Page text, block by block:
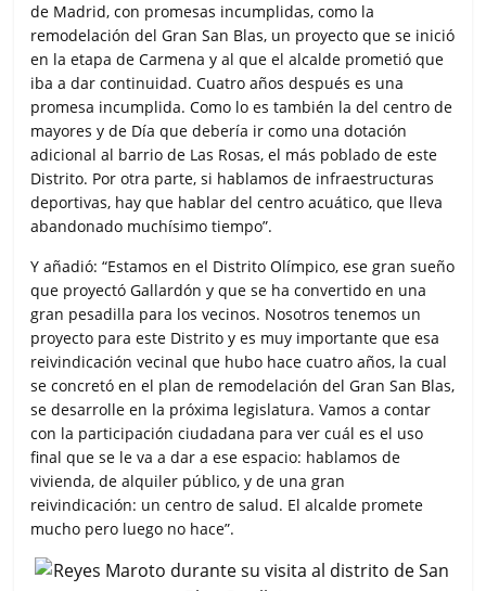
de Madrid, con promesas incumplidas, como la
remodelación del Gran San Blas, un proyecto que se inició
en la etapa de Carmena y al que el alcalde prometió que
iba a dar continuidad. Cuatro años después es una
promesa incumplida. Como lo es también la del centro de
mayores y de Día que debería ir como una dotación
adicional al barrio de Las Rosas, el más poblado de este
Distrito. Por otra parte, si hablamos de infraestructuras
deportivas, hay que hablar del centro acuático, que lleva
abandonado muchísimo tiempo”.
Y añadió: “Estamos en el Distrito Olímpico, ese gran sueño
que proyectó Gallardón y que se ha convertido en una
gran pesadilla para los vecinos. Nosotros tenemos un
proyecto para este Distrito y es muy importante que esa
reivindicación vecinal que hubo hace cuatro años, la cual
se concretó en el plan de remodelación del Gran San Blas,
se desarrolle en la próxima legislatura. Vamos a contar
con la participación ciudadana para ver cuál es el uso
final que se le va a dar a ese espacio: hablamos de
vivienda, de alquiler público, y de una gran
reivindicación: un centro de salud. El alcalde promete
mucho pero luego no hace”.